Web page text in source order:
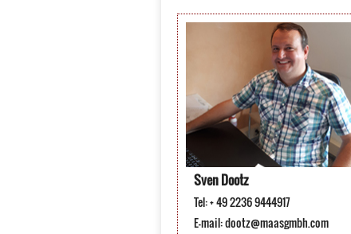
Sven Dootz
Tel: + 49 2236 9444917
E-mail:dootz@maasgmbh.com